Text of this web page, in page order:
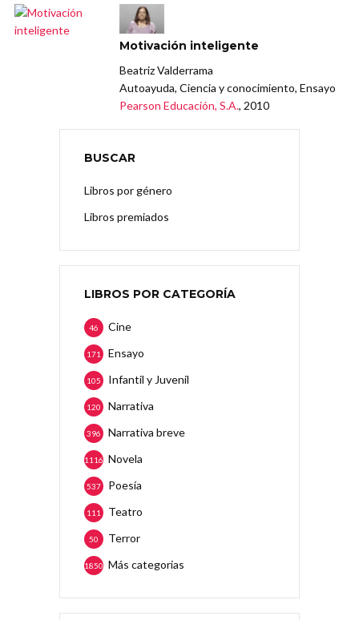
Motivación inteligente
Beatriz Valderrama
Autoayuda, Ciencia y conocimiento, Ensayo
Pearson Educación, S.A., 2010
BUSCAR
Libros por género
Libros premiados
LIBROS POR CATEGORÍA
Cine
46
Ensayo
171
Infantil y Juvenil
105
Narrativa
120
Narrativa breve
396
Novela
1116
Poesía
537
Teatro
111
Terror
50
Más categorias
1850